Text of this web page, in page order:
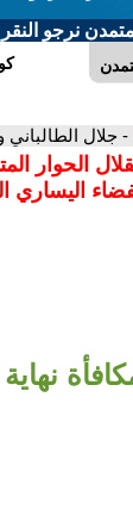
نرجو النقر
- جلال الطالباني
الحوار
اليساري